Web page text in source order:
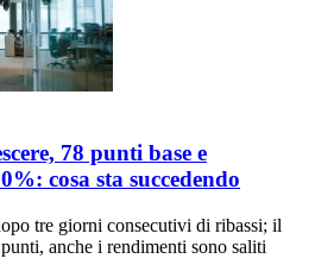
78 punti base e
cosa sta succedendo
tre giorni consecutivi di ribassi; il
anche i rendimenti sono saliti